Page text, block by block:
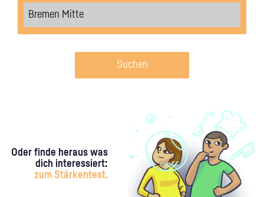
Suchen
Oder finde heraus was
dich interessiert:
zum Stärkentest.